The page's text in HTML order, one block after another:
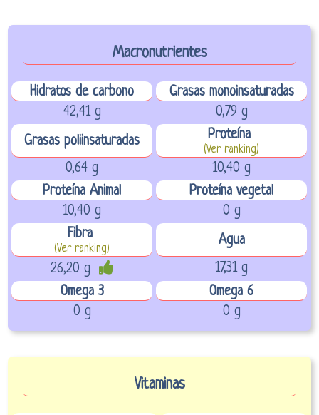
Macronutrientes
Hidratos de carbono
Grasas monoinsaturadas
42,41 g
0,79 g
Grasas poliinsaturadas
Proteína
(Ver ranking)
0,64 g
10,40 g
Proteína Animal
Proteína vegetal
10,40 g
0 g
Fibra
(Ver ranking)
Agua
26,20 g
17,31 g
Omega 3
Omega 6
0 g
0 g
Vitaminas